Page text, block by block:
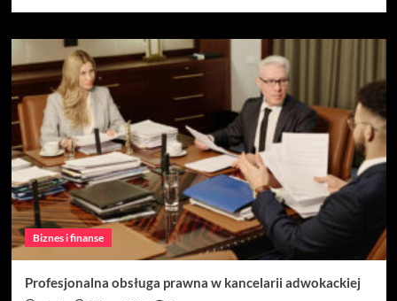
Biznes i finanse
Profesjonalna obsługa prawna w kancelarii adwokackiej